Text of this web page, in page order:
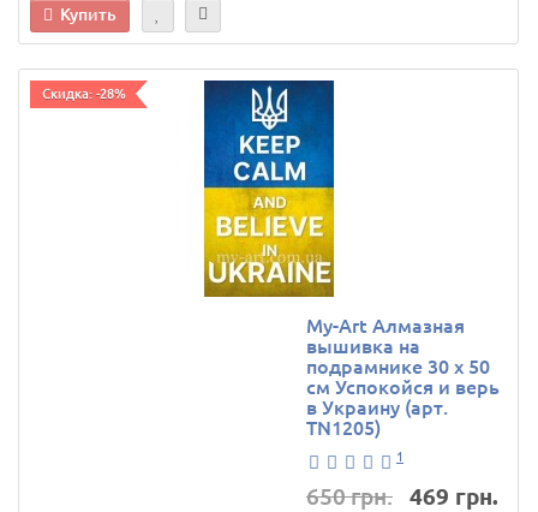
Купить
Скидка: -28%
My-Art Алмазная
вышивка на
подрамнике 30 х 50
см Успокойся и верь
в Украину (арт.
TN1205)
1
650 грн. 469 грн.